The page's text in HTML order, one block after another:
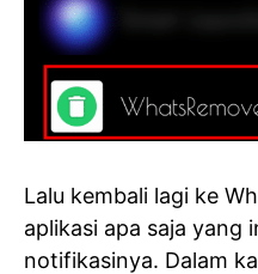
Lalu kembali lagi ke
aplikasi apa saja yang
notifikasinya. Dalam